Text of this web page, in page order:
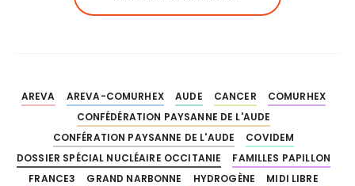
AREVA AREVA-COMURHEX AUDE CANCER
COMURHEX
CONFÉDÉRATION PAYSANNE DE L'AUDE
CONFÉRATION PAYSANNE DE L'AUDE
COVIDEM
DOSSIER SPÉCIAL NUCLÉAIRE OCCITANIE
FAMILLES PAPILLON
FRANCE3
GRAND NARBONNE HYDROGÈNE
MIDI LIBRE